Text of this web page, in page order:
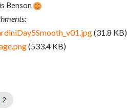
Benson
(31.8 KB)
(533.4 KB)
2